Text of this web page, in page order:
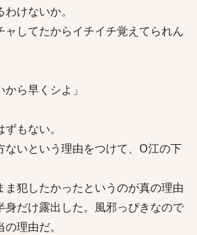
けないか。
ャしてたからイチイチ覚えてられん
から早くシよ」
もない。
ないという理由をつけて、O江の下
ま犯したかったというのが真の理由
身だけ露出した。風邪っぴきなので
理由だ。